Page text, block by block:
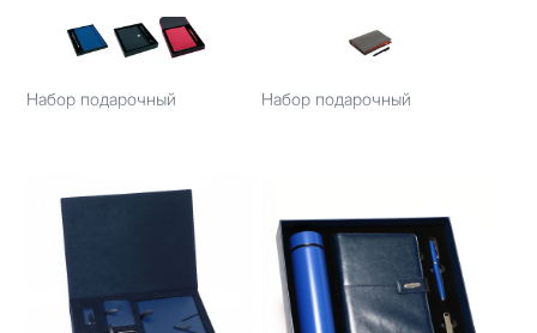
Набор подарочный Набор подарочный